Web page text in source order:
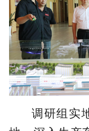
调研组实